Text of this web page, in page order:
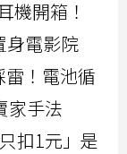
機開箱！
身電影院
！電池循
家手法
扣1元」是